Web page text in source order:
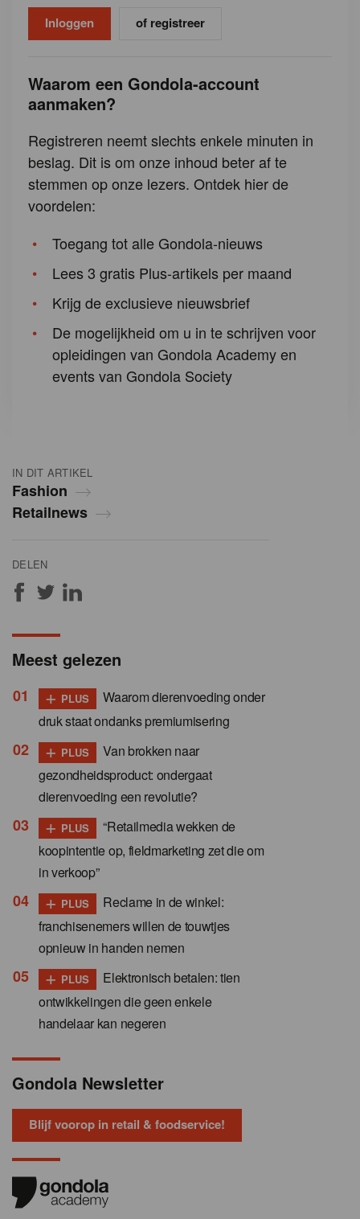
IN DIT ARTIKEL
Fashion
Retailnews
DELEN
of registreer
Waarom een Gondola-account
aanmaken?
Registreren neemt slechts enkele minuten in
beslag. Dit is om onze inhoud beter af te
stemmen op onze lezers. Ontdek hier de
voordelen:
Toegang tot alle Gondola-nieuws
Lees 3 gratis Plus-artikels per maand
Krijg de exclusieve nieuwsbrief
De mogelijkheid om u in te schrijven voor
opleidingen van Gondola Academy en
events van Gondola Society
Meest gelezen
+ PLUS
Waarom dierenvoeding onder
druk staat ondanks premiumisering
+ PLUS
Van brokken naar
gezondheidsproduct: ondergaat
dierenvoeding een revolutie?
+ PLUS
“Retailmedia wekken de
koopintentie op, fieldmarketing zet die om
in verkoop”
+ PLUS
Reclame in de winkel:
franchisenemers willen de touwtjes
opnieuw in handen nemen
+ PLUS
Elektronisch betalen: tien
ontwikkelingen die geen enkele
handelaar kan negeren
Gondola Newsletter
Blijf voorop in retail & foodservice!